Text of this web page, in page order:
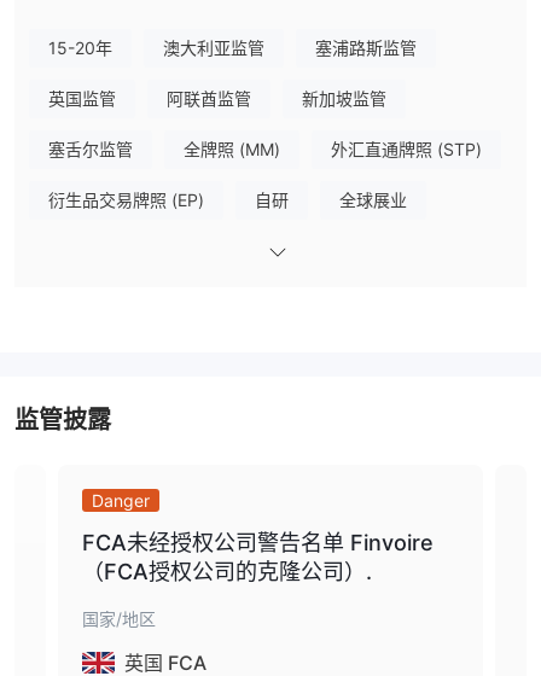
者和经验丰富的交易者中受到欢迎。
注册之前应考虑。
e投睿 是一家合法且受监管的在线经纪公司，自2007年开始运营。
潜在风险并采取措施保护他们的投资。
e投睿为交易者提供了广泛的金融工具选择，涵盖全球各个市场。
交易者可以访问超过7,000种资产，包括6,202支股票、703个
ETF、42种大宗商品、55种货币、18个指数和106种加密
有了这么多的工具可供选择，交易者可以实现投资组合的多样化，并
探索各种市场以寻找最佳的投资机会。
15-20年 澳大利亚监管 塞浦路斯监管
英国监管 阿联酋监管 新加坡监管
塞舌尔监管 全牌照 (MM) 外汇直通牌照 (STP)
衍生品交易牌照 (EP) 自研 全球展业
监管披露
Danger
FCA未经授权公司警告名单 Finvoire
（FCA授权公司的克隆公司）.
国家/地区
英国 FCA